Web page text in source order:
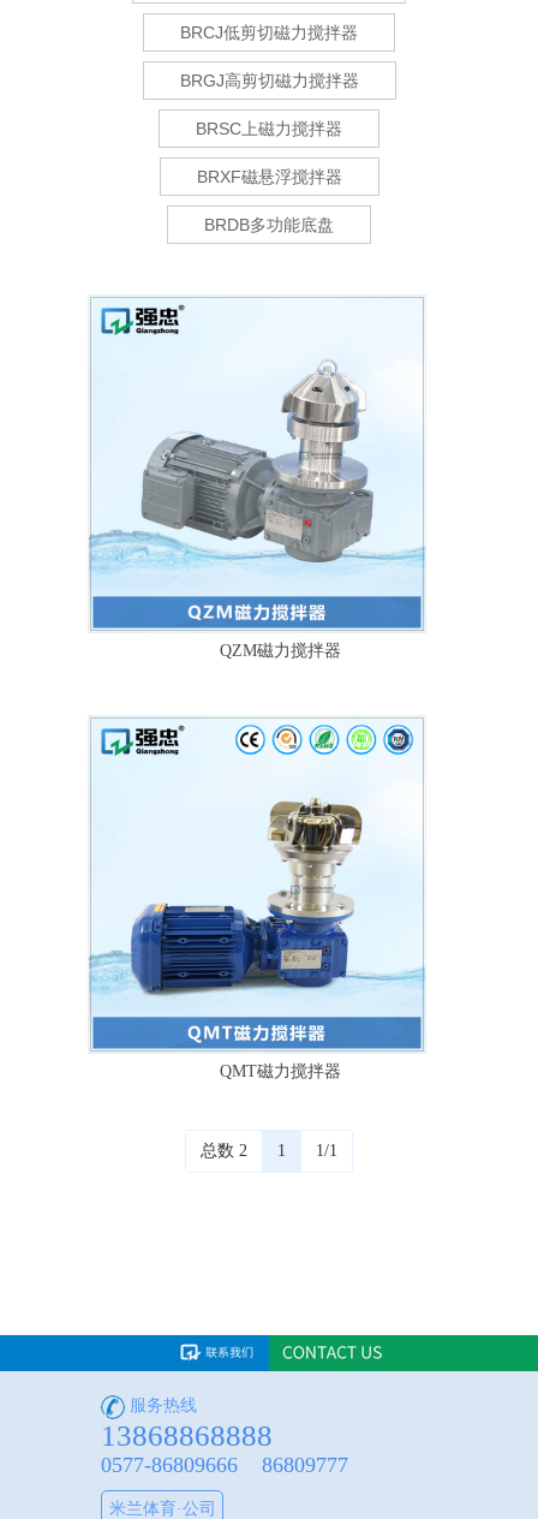
BRCJ低剪切磁力搅拌器
BRGJ高剪切磁力搅拌器
BRSC上磁力搅拌器
BRXF磁悬浮搅拌器
BRDB多功能底盘
QZM磁力搅拌器
QMT磁力搅拌器
总数 2 1 1/1
服务热线
13868868888
0577-86809666 86809777
米兰体育·公司